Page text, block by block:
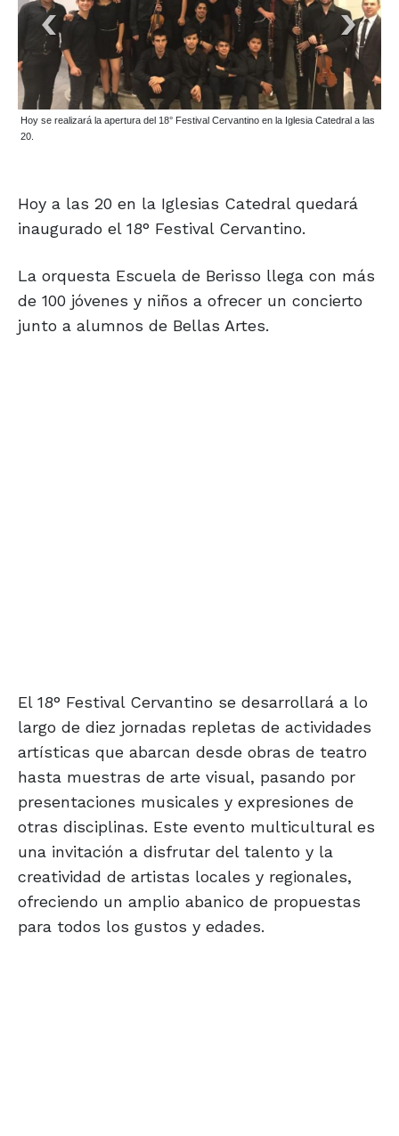
Hoy se realizará la apertura del 18° Festival Cervantino en la Iglesia Catedral a las
20.
Hoy a las 20 en la Iglesias Catedral quedará
inaugurado el 18° Festival Cervantino.
La orquesta Escuela de Berisso llega con más
de 100 jóvenes y niños a ofrecer un concierto
junto a alumnos de Bellas Artes.
El 18° Festival Cervantino se desarrollará a lo
largo de diez jornadas repletas de actividades
artísticas que abarcan desde obras de teatro
hasta muestras de arte visual, pasando por
presentaciones musicales y expresiones de
otras disciplinas. Este evento multicultural es
una invitación a disfrutar del talento y la
creatividad de artistas locales y regionales,
ofreciendo un amplio abanico de propuestas
para todos los gustos y edades.